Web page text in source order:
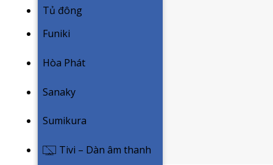
Tủ đông
Funiki
Hòa Phát
Sanaky
Sumikura
Tivi – Dàn âm thanh